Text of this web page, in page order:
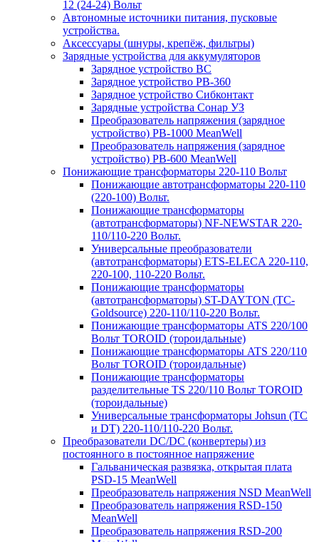
12 (24-24) Вольт
Автономные источники питания, пусковые
устройства.
Аксессуары (шнуры, крепёж, фильтры)
Зарядные устройства для аккумуляторов
Зарядное устройство BC
Зарядное устройство PB-360
Зарядное устройство Сибконтакт
Зарядные устройства Сонар УЗ
Преобразователь напряжения (зарядное
устройство) PB-1000 MeanWell
Преобразователь напряжения (зарядное
устройство) PB-600 MeanWell
Понижающие трансформаторы 220-110 Вольт
Понижающие автотрансформаторы 220-110
(220-100) Вольт.
Понижающие трансформаторы
(автотрансформаторы) NF-NEWSTAR 220-
110/110-220 Вольт.
Универсальные преобразователи
(автотрансформаторы) ETS-ELECA 220-110,
220-100, 110-220 Вольт.
Понижающие трансформаторы
(автотрансформаторы) ST-DAYTON (TC-
Goldsource) 220-110/110-220 Вольт.
Понижающие трансформаторы ATS 220/100
Вольт TOROID (тороидальные)
Понижающие трансформаторы ATS 220/110
Вольт TOROID (тороидальные)
Понижающие трансформаторы
разделительные TS 220/110 Вольт TOROID
(тороидальные)
Универсальные трансформаторы Johsun (TС
и DT) 220-110/110-220 Вольт.
Преобразователи DC/DC (конвертеры) из
постоянного в постоянное напряжение
Гальваническая развязка, открытая плата
PSD-15 MeanWell
Преобразователь напряжения NSD MeanWell
Преобразователь напряжения RSD-150
MeanWell
Преобразователь напряжения RSD-200